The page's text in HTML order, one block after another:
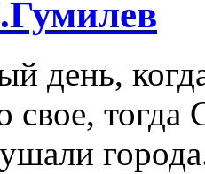
день,
свое, тогда